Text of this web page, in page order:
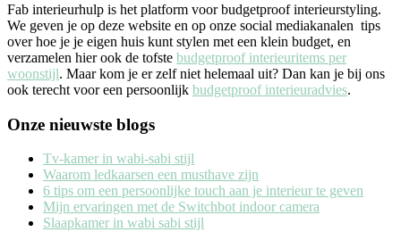
Fab interieurhulp is het platform voor budgetproof interieurstyling.
We geven je op deze website en op onze social mediakanalen tips
over hoe je je eigen huis kunt stylen met een klein budget, en
verzamelen hier ook de tofste budgetproof interieuritems per
woonstijl. Maar kom je er zelf niet helemaal uit? Dan kan je bij ons
ook terecht voor een persoonlijk budgetproof interieuradvies.
Onze nieuwste blogs
Tv-kamer in wabi-sabi stijl
Waarom ledkaarsen een musthave zijn
6 tips om een persoonlijke touch aan je interieur te geven
Mijn ervaringen met de Switchbot indoor camera
Slaapkamer in wabi sabi stijl